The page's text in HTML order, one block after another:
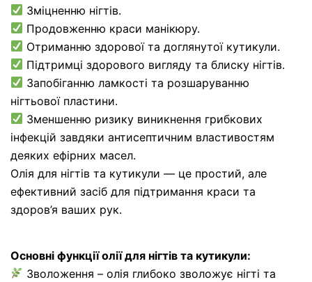
Зміцненню нігтів.
Продовженню краси манікюру.
Отриманню здорової та доглянутої кутикули.
Підтримці здорового вигляду та блиску нігтів.
Запобіганню ламкості та розшаруванню
нігтьової пластини.
Зменшенню ризику виникнення грибкових
інфекцій завдяки антисептичним властивостям
деяких ефірних масел.
Олія для нігтів та кутикули — це простий, але
ефективний засіб для підтримання краси та
здоров’я ваших рук.
Основні функції олії для нігтів та кутикули:
Зволоження – олія глибоко зволожує нігті та